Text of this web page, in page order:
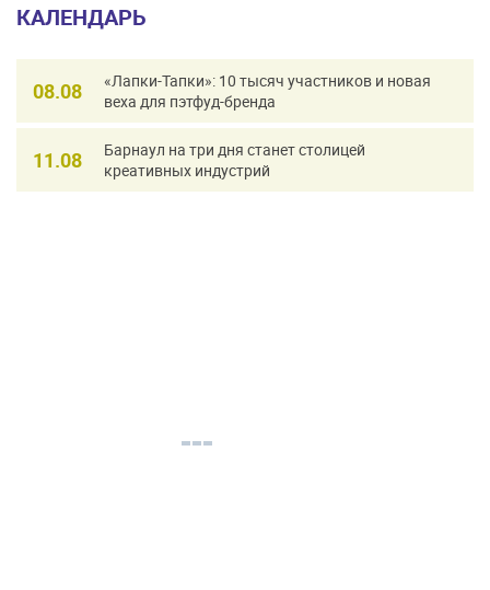
КАЛЕНДАРЬ
08.08
«Лапки-Тапки»: 10 тысяч участников и новая
веха для пэтфуд-бренда
11.08
Барнаул на три дня станет столицей
креативных индустрий